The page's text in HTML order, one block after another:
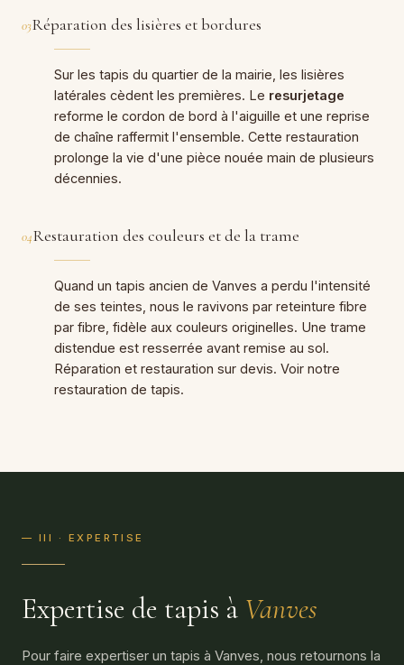
03Réparation des lisières et bordures
Sur les tapis du quartier de la mairie, les lisières
latérales cèdent les premières. Le resurjetage
reforme le cordon de bord à l'aiguille et une reprise
de chaîne raffermit l'ensemble. Cette restauration
prolonge la vie d'une pièce nouée main de plusieurs
décennies.
04Restauration des couleurs et de la trame
Quand un tapis ancien de Vanves a perdu l'intensité
de ses teintes, nous le ravivons par reteinture fibre
par fibre, fidèle aux couleurs originelles. Une trame
distendue est resserrée avant remise au sol.
Réparation et restauration sur devis. Voir notre
restauration de tapis.
— III · EXPERTISE
Expertise de tapis à Vanves
Pour faire expertiser un tapis à Vanves, nous retournons la